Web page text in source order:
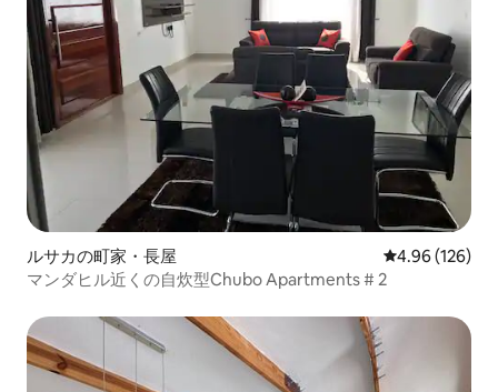
ルサカの町家・長屋 レビュー126
4.96 (126)
マンダヒル近くの自炊型Chubo Apartments # 2